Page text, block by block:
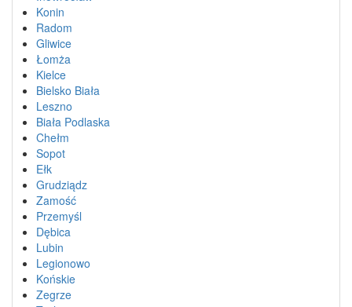
Konin
Radom
Gliwice
Łomża
Kielce
Bielsko Biała
Leszno
Biała Podlaska
Chełm
Sopot
Ełk
Grudziądz
Zamość
Przemyśl
Dębica
Lubin
Legionowo
Końskie
Zegrze